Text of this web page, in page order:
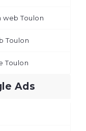
Toulon
Toulon
Toulon
Ads